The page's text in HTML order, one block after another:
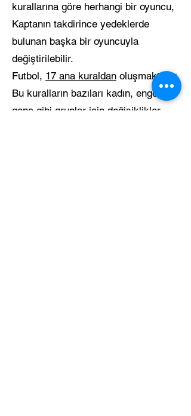
kurallarına göre herhangi bir oyuncu,
Kaptanın takdirince yedeklerde
bulunan başka bir oyuncuyla
değiştirilebilir.
Futbol, 17 ana kuraldan oluşmaktadır.
Bu kuralların bazıları kadın, engelli,
genç gibi gruplar için değişiklikler